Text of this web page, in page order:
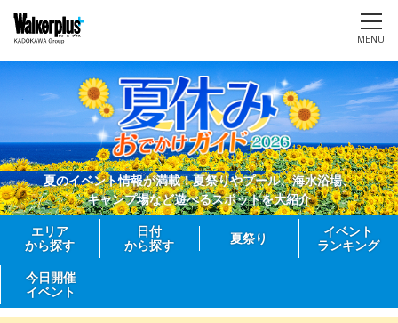
MENU
夏のイベント情報が満載！夏祭りやプール、海水浴場、
キャンプ場など遊べるスポットを大紹介
エリア
から探す
日付
から探す
夏祭り
イベント
ランキング
今日開催
イベント